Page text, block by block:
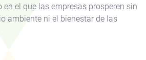
en el que las empresas prosperen sin
ambiente ni el bienestar de las